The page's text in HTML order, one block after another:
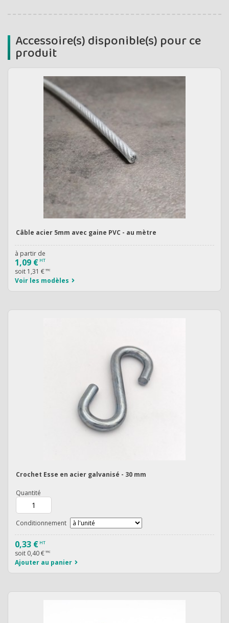
Accessoire(s) disponible(s) pour ce
produit
Câble acier 5mm avec gaine PVC - au mètre
à partir de
1,09 € HT
soit 1,31 € TTC
Voir les modèles
Crochet Esse en acier galvanisé - 30 mm
Quantité
Conditionnement
0,33 € HT
soit 0,40 € TTC
Ajouter au panier